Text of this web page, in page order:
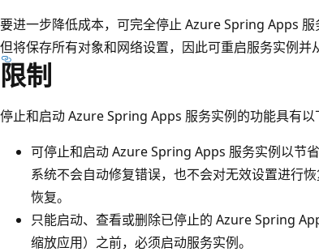
要进一步降低成本，可完全停止 Azure Spring Apps 服
但将保存所有对象和网络设置，因此可重启服务实例并
限制
停止和启动 Azure Spring Apps 服务实例的功能具有以
可停止和启动 Azure Spring Apps 服务实例以节
系统不会自动修复错误，也不会对无效设置进行
恢复。
只能启动、查看或删除已停止的 Azure Spring
缩放应用）之前，必须启动服务实例。